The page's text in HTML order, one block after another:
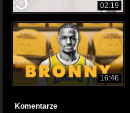
02:19
16:46
Komentarze